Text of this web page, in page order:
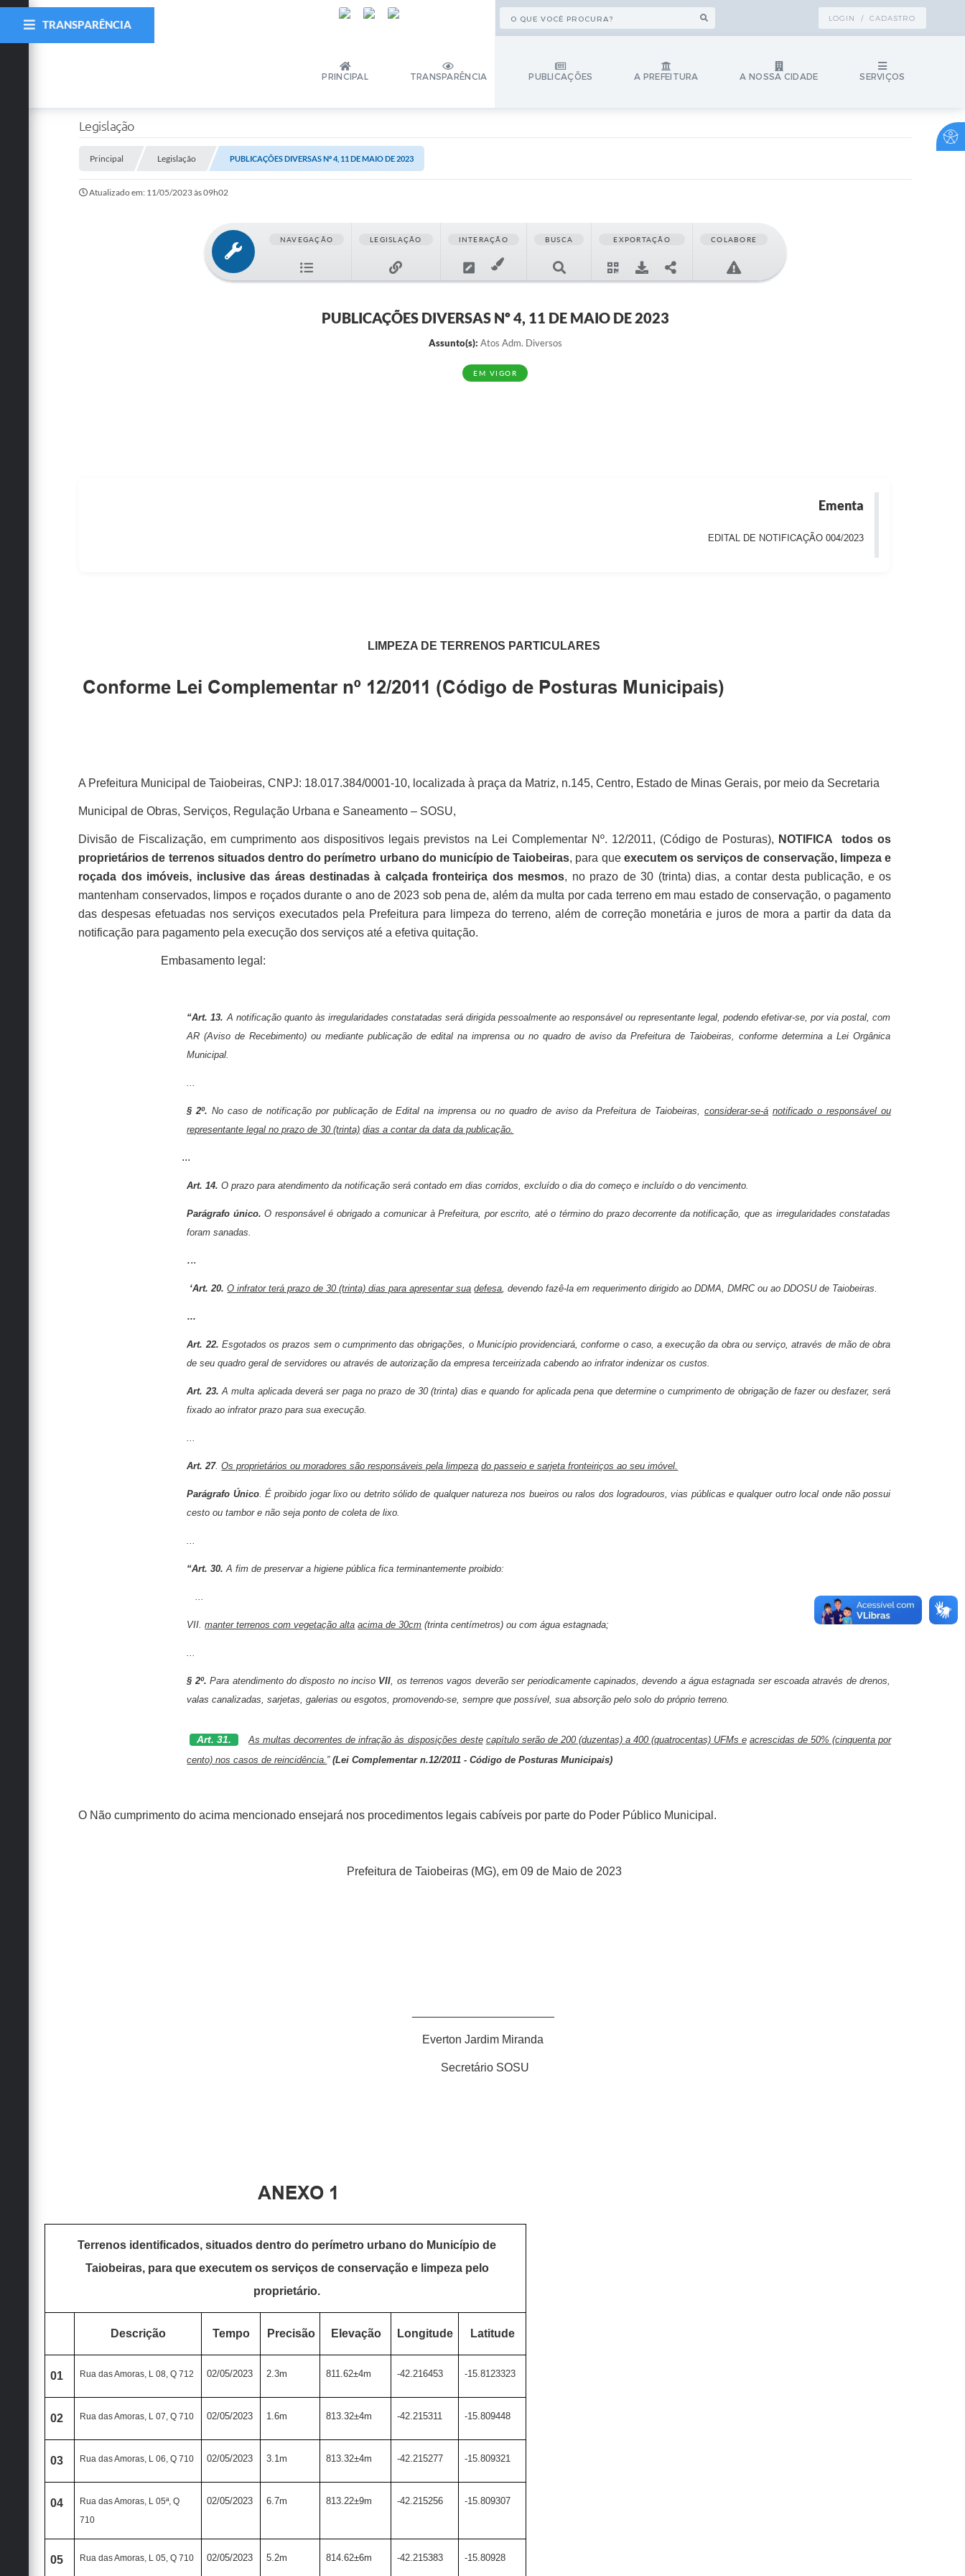
LOGIN / CADASTRO
PRINCIPAL TRANSPARÊNCIA PUBLICAÇÕES A PREFEITURA A NOSSA CIDADE SERVIÇOS
TRANSPARÊNCIA
Legislação
Principal Legislação PUBLICAÇÕES DIVERSAS Nº 4, 11 DE MAIO DE 2023
Atualizado em: 11/05/2023 às 09h02
NAVEGAÇÃO LEGISLAÇÃO INTERAÇÃO BUSCA EXPORTAÇÃO COLABORE
PUBLICAÇÕES DIVERSAS Nº 4, 11 DE MAIO DE 2023
Assunto(s): Atos Adm. Diversos
EM VIGOR
Ementa
EDITAL DE NOTIFICAÇÃO 004/2023
LIMPEZA DE TERRENOS PARTICULARES
Conforme Lei Complementar nº 12/2011 (Código de Posturas Municipais)
A Prefeitura Municipal de Taiobeiras, CNPJ: 18.017.384/0001-10, localizada à praça da Matriz, n.145, Centro, Estado de Minas Gerais, por meio da Secretaria
Municipal de Obras, Serviços, Regulação Urbana e Saneamento – SOSU,
Divisão de Fiscalização, em cumprimento aos dispositivos legais previstos na Lei Complementar Nº. 12/2011, (Código de Posturas), NOTIFICA
todos os
proprietários de terrenos situados dentro do perímetro urbano do município de Taiobeiras, para que executem os serviços de conservação, limpeza e
roçada dos imóveis, inclusive das áreas destinadas à calçada fronteiriça dos mesmos, no prazo de 30 (trinta) dias, a contar desta publicação, e os
mantenham conservados, limpos e roçados durante o ano de 2023 sob pena de, além da multa por cada terreno em mau estado de conservação, o pagamento
das despesas efetuadas nos serviços executados pela Prefeitura para limpeza do terreno, além de correção monetária e juros de mora a partir da data da
notificação para pagamento pela execução dos serviços até a efetiva quitação.
Embasamento legal:
“Art. 13. A notificação quanto às irregularidades constatadas será dirigida pessoalmente ao responsável ou representante legal, podendo efetivar-se, por via postal, com
AR (Aviso de Recebimento) ou mediante publicação de edital na imprensa ou no quadro de aviso da Prefeitura de Taiobeiras, conforme determina a Lei Orgânica
Municipal.
§ 2º.No caso de notificação por publicação de Edital na imprensa ou no quadro de aviso da Prefeitura de Taiobeiras,considerar-se-á notificado o responsável ou
representante legal no prazo de 30 (trinta) dias a contar da data da publicação.
...
Art. 14.O prazo para atendimento da notificação será contado em dias corridos, excluído o dia do começo e incluído o do vencimento.
Parágrafo único.O responsável é obrigado a comunicar à Prefeitura, por escrito, até o término do prazo decorrente da notificação, que as irregularidades constatadas
foram sanadas.
...
‘Art. 20.O infrator terá prazo de 30 (trinta) dias para apresentar sua defesa , devendo fazê-la em requerimento dirigido ao DDMA, DMRC ou ao DDOSU de Taiobeiras.
...
Art. 22. Esgotados os prazos sem o cumprimento das obrigações, o Município providenciará, conforme o caso, a execução da obra ou serviço, através de mão de obra
de seu quadro geral de servidores ou através de autorização da empresa terceirizada cabendo ao infrator indenizar os custos.
Art. 23.A multa aplicada deverá ser paga no prazo de 30 (trinta) dias e quando for aplicada pena que determine o cumprimento de obrigação de fazer ou desfazer, será
fixado ao infrator prazo para sua execução.
Art. 27.Os proprietários ou moradores são responsáveis pela limpeza do passeio e sarjeta fronteiriços ao seu imóvel.
Parágrafo Único. É proibido jogar lixo ou detrito sólido de qualquer natureza nos bueiros ou ralos dos logradouros, vias públicas e qualquer outro local onde não possui
cesto ou tambor e não seja ponto de coleta de lixo.
“Art. 30.A fim de preservar a higiene pública fica terminantemente proibido:
VII.manter terrenos com vegetação alta acima de 30cm (trinta centímetros) ou com água estagnada;
§ 2º.Para atendimento do disposto no inciso VII , os terrenos vagos deverão ser periodicamente capinados, devendo a água estagnada ser escoada através de drenos,
valas canalizadas, sarjetas, galerias ou esgotos, promovendo-se, sempre que possível, sua absorção pelo solo do próprio terreno.
Art. 31. As multas decorrentes de infração às disposições deste capítulo serão de 200 (duzentas) a 400 (quatrocentas) UFMs e acrescidas de 50% (cinquenta por
cento) nos casos de reincidência. ”(Lei Complementar n.12/2011 - Código de Posturas Municipais)
O Não cumprimento do acima mencionado ensejará nos procedimentos legais cabíveis por parte do Poder Público Municipal.
Prefeitura de Taiobeiras (MG), em 09 de Maio de 2023
Everton Jardim Miranda
Secretário SOSU
ANEXO 1
Terrenos identificados, situados dentro do perímetro urbano do Município de
Taiobeiras, para que executem os serviços de conservação e limpeza pelo
proprietário.
Descrição Tempo Precisão Elevação Longitude Latitude
01 Rua das Amoras, L 08, Q 712 02/05/2023 2.3m 811.62±4m -42.216453 -15.8123323
02 Rua das Amoras, L 07, Q 710 02/05/2023 1.6m 813.32±4m -42.215311 -15.809448
03 Rua das Amoras, L 06, Q 710 02/05/2023 3.1m 813.32±4m -42.215277 -15.809321
04
Rua das Amoras, L 05ª, Q
710
02/05/2023 6.7m 813.22±9m -42.215256 -15.809307
05 Rua das Amoras, L 05, Q 710 02/05/2023 5.2m 814.62±6m -42.215383 -15.80928